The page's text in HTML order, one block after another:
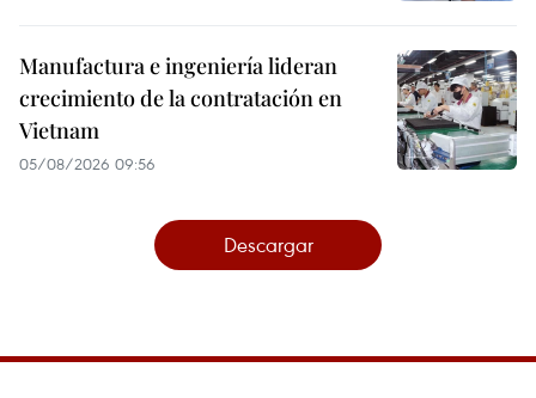
Manufactura e ingeniería lideran
crecimiento de la contratación en
Vietnam
05/08/2026 09:56
Descargar